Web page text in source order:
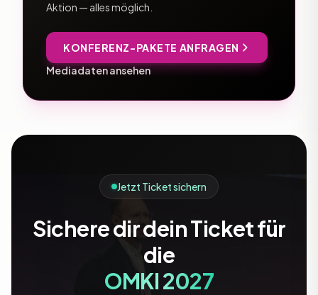
Aktion — alles möglich.
KONFERENZ-PAKETE ANFRAGEN
Mediadaten ansehen
Jetzt Ticket sichern
Sichere dir dein Ticket für
die
OMKI 2027